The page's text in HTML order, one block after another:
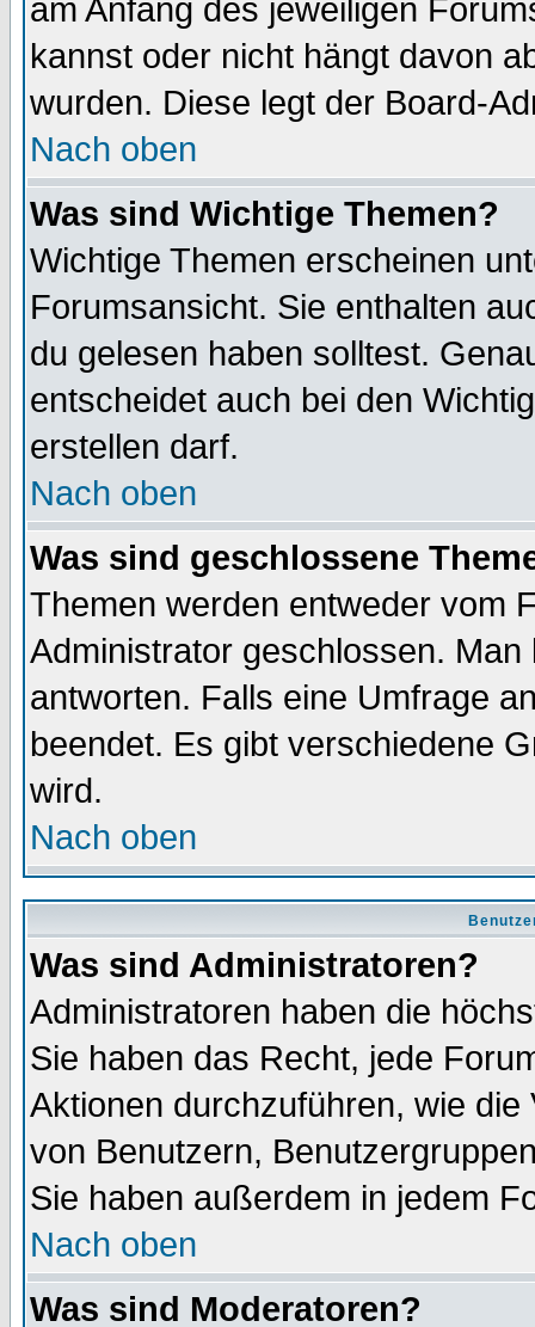
am Anfang des jeweiligen
kannst oder nicht hängt davon
wurden. Diese legt der Board-
Nach oben
Was sind Wichtige Themen?
Wichtige Themen erscheinen
Forumsansicht. Sie enthalten
du gelesen haben solltest.
entscheidet auch bei den
erstellen darf.
Nach oben
Was sind geschlossene
Themen werden entweder vom
Administrator geschlossen.
antworten. Falls eine Umfrage
beendet. Es gibt verschiedene
wird.
Nach oben
Was sind Administratoren?
Administratoren haben die
Sie haben das Recht, jede
Aktionen durchzuführen, wie
von Benutzern,
Sie haben außerdem in jedem
Nach oben
Was sind Moderatoren?